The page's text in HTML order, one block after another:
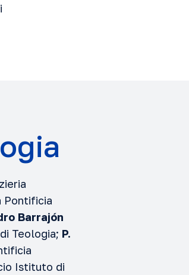
Pontificia
Barrajón
Teologia; P.
Istituto di